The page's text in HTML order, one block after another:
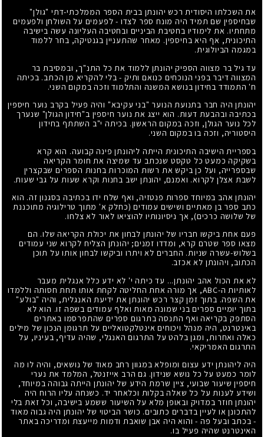
את השכלתו היסודית רכש יהונתן בבית הספר הממלכתי-דתי "גולן"
שבחיספין שם תמיד היה מונח ספר לצדו - לפעמים על השולחן ולפעמים
מתחתיו. את לימודיו בחטיבת הביניים ובחטיבה העליונה עשה בישיבה
התיכונית, אף היא בחיספין. מאחר שהתעניין בגנטיקה, בחר ללמוד
במגמה הביולוגית.
עד גיל בר מצווה הספיק יהונתן ללמוד את כל התנ"ך, ובמסיבת בר
המצווה דיבר בפני הנוכחים כנואם ותיק - בלי להקריא מן הכתב. בכיתה
ח' התמודד בחידון בנושא המשנה והתלמוד וזכה במקום השני.
יהונתן היה חבר בתנועת הנוער "בני עקיבא" והיה פעיל בקרב נוער חיספין
בכתיבה ובהבעת דעות. הוא ייצג את נוער חיספין ב"חידון הגולן" שנערך
לכל נוער הגולן, וזכה במקום הראשון. בכיתה י"ב השתתף בחידון
היסטוריה, וזכה בו במקום השני.
בספריית הישיבה התיכונית הייתה ליהונתן פינה קבועה. הוא קרא
בשקיקה כמעט כל טקסט שנכתב עד שמיצה את חומר הקריאה
שבספרייה, ועל כן ביקש את רשות המוכרות בחנות הספרים שבקצרין
לשבת אצלן לקרוא. ואמנם, יהונתן ישב בחנות וקרא שעות על גבי שעות.
יהונתן אהב במיוחד ספרות פנטזיה, ואף שלח ידו בכתיבה בסגנון זה. הוא
כתב ספר בן מאתיים ושישים עמודים (כחלק א' מתוך טרילוגיה מתוכננת
של שלושה כרכים), אך ניסיונותיו להוציאו לאור לא צלחו.
פעם אחת ביקשו חבריו של יהונתן לבחון את יכולת הקריאה שלו. הם
מצאו ספר שטרם קרא, ומדדו זמנים; יהונתן הצליח לקרוא שני עמודים
בשלוש-עשרה שניות. החברים לא ויתרו וביקשו לבחון אותו על תוכן
הכתוב, ויהונתן לא אכזב.
לא את הכול אהב יהונתן... עד כיתה י' לא ידע כלל אנגלית מעבר
לאותיות ה-ABC, אך מורה אחת החליטה לקחת אותו תחת חסותה וללמדו
את השפה. בתוך זמן קצר רכש יהונתן את ידיעת האנגלית, והיה "בולע"
בתוך יומיים ספרים בני שמונה מאות ואלף עמודים בשפה זו. הוא לא
הסתפק בקריאה ואף התנסה בתרגום ספרים שהתפרסמו באתרים
באינטרנט, היה מנהל ויכוחים אינטלקטואליים על תרגומן הנכון של מילים
כאלה ואחרות, ומגן בלהט על התרגום האנגלי, שהיה עדיף, בעיניו, על
התרגום האמריקאי.
היה ליהונתן ידע עצום ומופלא במגוון רחב מאוד של נושאים, והיה לו מה
לומר כמעט על כל נושא שנידון. גם הרב אייזנטל, המלמד את נערי
חיספין שיעור שבועי, ציין שרמת הידע של יהונתן הייתה גבוהה במיוחד,
ושידע לענות על כל שאלה בקלות וכלאחר יד. כשנחה עליו הרוח היה
יהונתן חוזר במדויק ובאופן מלא על השיעור ששמע בישיבה, וכל זאת בלי
להתכונן או לעיין בדברים כתובים. כושר הביטוי של יהונתן היה גבוה מאוד
- בכתב ובעל פה - והוא היה אבן שואבת ודמות מייעצת ומדריכה באתר
האינטרנט שהיה פעיל בו.